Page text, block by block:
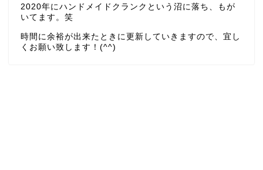
2020年にハンドメイドクランクという沼に落ち、もが
いてます。笑
時間に余裕が出来たときに更新していきますので、宜し
くお願い致します！(^^)